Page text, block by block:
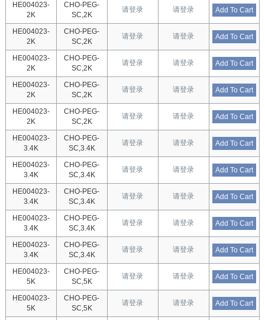
HE004023-
2K
CHO-PEG-
SC,2K
请登录 请登录 Add To Cart
HE004023-
2K
CHO-PEG-
SC,2K
请登录 请登录 Add To Cart
HE004023-
2K
CHO-PEG-
SC,2K
请登录 请登录 Add To Cart
HE004023-
2K
CHO-PEG-
SC,2K
请登录 请登录 Add To Cart
HE004023-
2K
CHO-PEG-
SC,2K
请登录 请登录 Add To Cart
HE004023-
3.4K
CHO-PEG-
SC,3.4K
请登录 请登录 Add To Cart
HE004023-
3.4K
CHO-PEG-
SC,3.4K
请登录 请登录 Add To Cart
HE004023-
3.4K
CHO-PEG-
SC,3.4K
请登录 请登录 Add To Cart
HE004023-
3.4K
CHO-PEG-
SC,3.4K
请登录 请登录 Add To Cart
HE004023-
3.4K
CHO-PEG-
SC,3.4K
请登录 请登录 Add To Cart
HE004023-
5K
CHO-PEG-
SC,5K
请登录 请登录 Add To Cart
HE004023-
5K
CHO-PEG-
SC,5K
请登录 请登录 Add To Cart